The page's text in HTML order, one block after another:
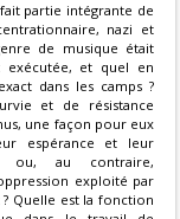
partie intégrante de
nazi et
de musique était
exécutée, et quel en
dans les camps ?
et de résistance
une façon pour eux
espérance et leur
ou, au contraire,
exploité par
Quelle est la fonction